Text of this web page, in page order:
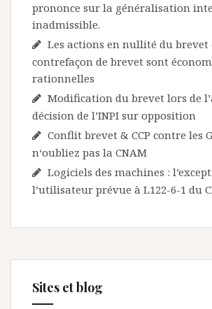
prononce sur la généralisation
inadmissible.
Les actions en nullité du brevet
contrefaçon de brevet sont
rationnelles
Modification du brevet lors de
décision de l’INPI sur opposition
Conflit brevet & CCP contre les
n‘oubliez pas la CNAM
Logiciels des machines :
l’utilisateur prévue à L122-6-1 du
Sites et blog